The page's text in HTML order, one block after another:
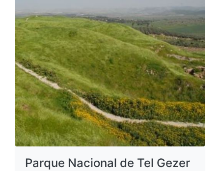
Parque Nacional de Tel Gezer